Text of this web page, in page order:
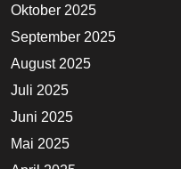
Oktober 2025
September 2025
August 2025
Juli 2025
Juni 2025
Mai 2025